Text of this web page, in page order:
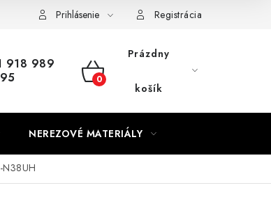
Prihlásenie Registrácia
918 989
NÁKUPNÝ
Prázdny
košík
NEREZOVÉ MATERIÁLY